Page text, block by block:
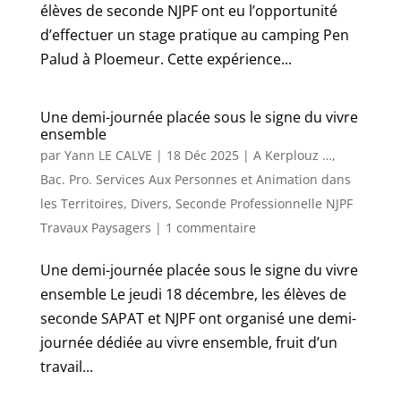
élèves de seconde NJPF ont eu l’opportunité
d’effectuer un stage pratique au camping Pen
Palud à Ploemeur. Cette expérience...
Une demi-journée placée sous le signe du vivre
ensemble
par Yann LE CALVE | 18 Déc 2025| A Kerplouz …,
Bac. Pro. Services Aux Personnes et Animation dans
les Territoires, Divers, Seconde Professionnelle NJPF
Travaux Paysagers | 1 commentaire
Une demi-journée placée sous le signe du vivre
ensemble Le jeudi 18 décembre, les élèves de
seconde SAPAT et NJPF ont organisé une demi-
journée dédiée au vivre ensemble, fruit d’un
travail...